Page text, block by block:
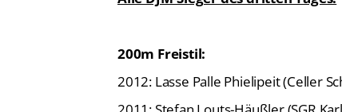
200m Freistil:
2012: Lasse Palle Phielipeit (Celler